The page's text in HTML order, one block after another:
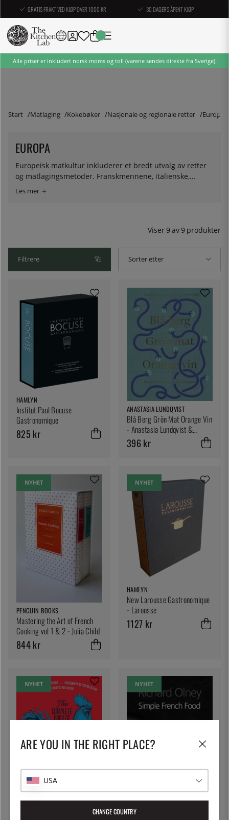
GRATIS FRAKT VED KJØP OVER 1000 KR 30 DAGERS ÅPENT KJØP
Alle priser er inkludert norsk moms og toll (varene sendes direkte fra Sverige).
Start Matlaging Kokebøker Nasjonale og regionale retter Europa
EUROPA
Europeisk matkultur inkluderer et bredt utvalg av retter
og matlagingsmetoder. Franskmennene, italienske,
greske og spanske - for å nevne noen - inviterer deg alle
Viser9av9 produkter
Filtrere Sorter etter
HAMLYN
Institut Paul Bocuse
Gastronomique
825 kr
ANASTASIA LUNDQVIST
Blå Berg Grön Mat Orange Vin
- Anastasia Lundqvist &
Charlotte Pruth
396 kr
NYHET
PENGUIN BOOKS
Mastering the Art of French
Cooking vol 1 & 2 - Julia Child
844 kr
NYHET
HAMLYN
New Larousse Gastronomique
- Larousse
1127 kr
NYHET
The Complete Book of French
NYHET
ARE YOU IN THE RIGHT PLACE?
USA
CHANGE COUNTRY